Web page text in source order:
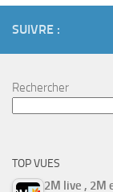
SUIVRE :
Rechercher
TOP VUES
2M live , 2M